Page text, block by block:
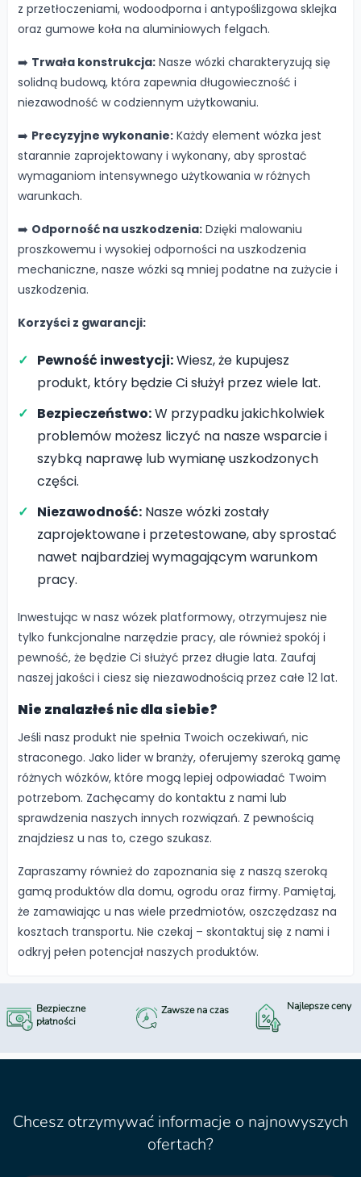
z przetłoczeniami, wodoodporna i antypoślizgowa sklejka
oraz gumowe koła na aluminiowych felgach.
➡️ Trwała konstrukcja: Nasze wózki charakteryzują się
solidną budową, która zapewnia długowieczność i
niezawodność w codziennym użytkowaniu.
➡️ Precyzyjne wykonanie: Każdy element wózka jest
starannie zaprojektowany i wykonany, aby sprostać
wymaganiom intensywnego użytkowania w różnych
warunkach.
➡️ Odporność na uszkodzenia: Dzięki malowaniu
proszkowemu i wysokiej odporności na uszkodzenia
mechaniczne, nasze wózki są mniej podatne na zużycie i
uszkodzenia.
Korzyści z gwarancji:
Pewność inwestycji:Wiesz, że kupujesz
produkt, który będzie Ci służył przez wiele lat.
Bezpieczeństwo:W przypadku jakichkolwiek
problemów możesz liczyć na nasze wsparcie i
szybką naprawę lub wymianę uszkodzonych
części.
Niezawodność: Nasze wózki zostały
zaprojektowane i przetestowane, aby sprostać
nawet najbardziej wymagającym warunkom
pracy.
Inwestując w nasz wózek platformowy, otrzymujesz nie
tylko funkcjonalne narzędzie pracy, ale również spokój i
pewność, że będzie Ci służyć przez długie lata. Zaufaj
naszej jakości i ciesz się niezawodnością przez całe 12 lat.
Nie znalazłeś nic dla siebie?
Jeśli nasz produkt nie spełnia Twoich oczekiwań, nic
straconego. Jako lider w branży, oferujemy szeroką gamę
różnych wózków, które mogą lepiej odpowiadać Twoim
potrzebom. Zachęcamy do kontaktu z nami lub
sprawdzenia naszych innych rozwiązań. Z pewnością
znajdziesz u nas to, czego szukasz.
Zapraszamy również do zapoznania się z naszą szeroką
gamą produktów dla domu, ogrodu oraz firmy. Pamiętaj,
że zamawiając u nas wiele przedmiotów, oszczędzasz na
kosztach transportu. Nie czekaj – skontaktuj się z nami i
odkryj pełen potencjał naszych produktów.
Bezpieczne
płatności
Zawsze na czas Najlepsze ceny
Chcesz otrzymywać informacje o najnowyszych
ofertach?